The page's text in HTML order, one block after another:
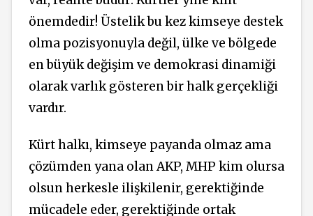
önemdedir! Üstelik bu kez kimseye destek
olma pozisyonuyla değil, ülke ve bölgede
en büyük değişim ve demokrasi dinamiği
olarak varlık gösteren bir halk gerçekliği
vardır.
Kürt halkı, kimseye payanda olmaz ama
çözümden yana olan AKP, MHP kim olursa
olsun herkesle ilişkilenir, gerektiğinde
mücadele eder, gerektiğinde ortak